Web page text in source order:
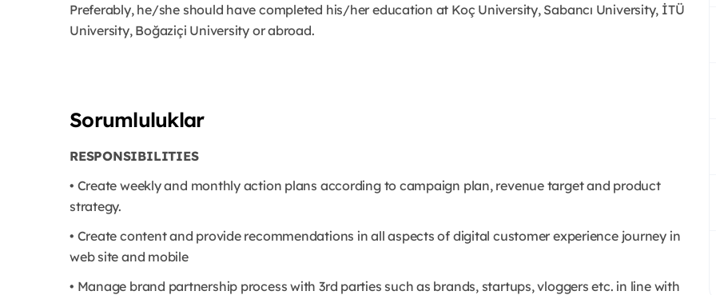
Preferably, he/she should have completed his/her education at Koç University, Sabancı University, İTÜ
University, Boğaziçi University or abroad.
Sorumluluklar
RESPONSIBILITIES
• Create weekly and monthly action plans according to campaign plan, revenue target and product
strategy.
• Create content and provide recommendations in all aspects of digital customer experience journey in
web site and mobile
• Manage brand partnership process with 3rd parties such as brands, startups, vloggers etc. in line with